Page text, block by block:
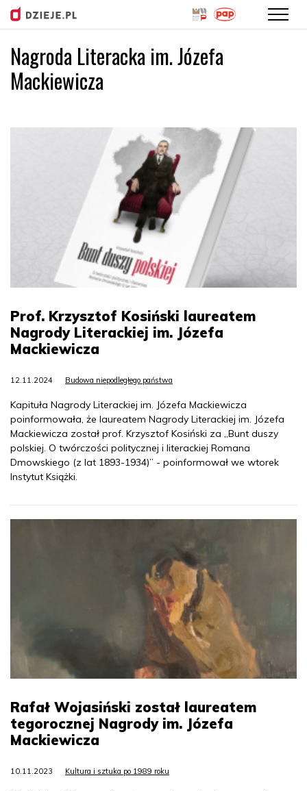
Przejdź
do
Nagroda Literacka im. Józefa
Mackiewicza
Prof. Krzysztof Kosiński laureatem
Nagrody Literackiej im. Józefa
Mackiewicza
12.11.2024 Budowa niepodległego państwa
Kapituła Nagrody Literackiej im. Józefa Mackiewicza
poinformowała, że laureatem Nagrody Literackiej im. Józefa
Mackiewicza został prof. Krzysztof Kosiński za „Bunt duszy
polskiej. O twórczości politycznej i literackiej Romana
Dmowskiego (z lat 1893-1934)” - poinformował we wtorek
Instytut Książki.
Rafał Wojasiński został laureatem
tegorocznej Nagrody im. Józefa
Mackiewicza
10.11.2023 Kultura i sztuka po 1989 roku